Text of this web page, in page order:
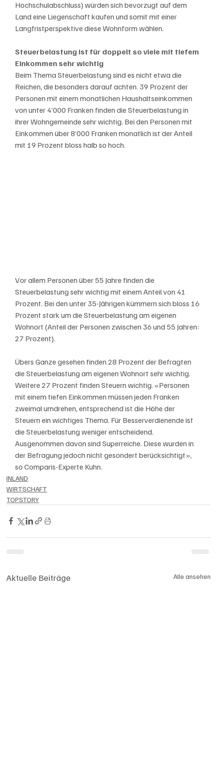
Hochschulabschluss) würden sich bevorzugt auf dem
Land eine Liegenschaft kaufen und somit mit einer
Langfristperspektive diese Wohnform wählen.
Steuerbelastung ist für doppelt so viele mit tiefem
Einkommen sehr wichtig
Beim Thema Steuerbelastung sind es nicht etwa die
Reichen, die besonders darauf achten. 39 Prozent der
Personen mit einem monatlichen Haushaltseinkommen
von unter 4’000 Franken finden die Steuerbelastung in
ihrer Wohngemeinde sehr wichtig. Bei den Personen mit
Einkommen über 8’000 Franken monatlich ist der Anteil
mit 19 Prozent bloss halb so hoch.
Vor allem Personen über 55 Jahre finden die
Steuerbelastung sehr wichtig mit einem Anteil von 41
Prozent. Bei den unter 35-Jährigen kümmern sich bloss 16
Prozent stark um die Steuerbelastung am eigenen
Wohnort (Anteil der Personen zwischen 36 und 55 Jahren:
27 Prozent).
Übers Ganze gesehen finden 28 Prozent der Befragten
die Steuerbelastung am eigenen Wohnort sehr wichtig.
Weitere 27 Prozent finden Steuern wichtig. «Personen
mit einem tiefen Einkommen müssen jeden Franken
zweimal umdrehen, entsprechend ist die Höhe der
Steuern ein wichtiges Thema. Für Besserverdienende ist
die Steuerbelastung weniger entscheidend.
Ausgenommen davon sind Superreiche. Diese wurden in
der Befragung jedoch nicht gesondert berücksichtigt»,
so Comparis-Experte Kuhn.
INLAND
WIRTSCHAFT
TOPSTORY
Aktuelle Beiträge Alle ansehen